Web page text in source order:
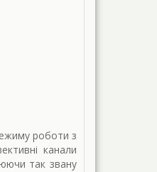
роботи з
канали
так звану